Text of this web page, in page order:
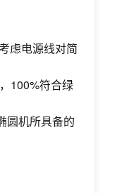
虑电源线对简
100%符合绿
圆机所具备的